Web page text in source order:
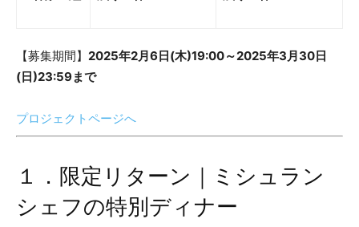
【募集期間】 2025年2月6日(木)19:00～2025年3月30日
(日)23:59まで
プロジェクトページへ
１．限定リターン｜ミシュラン
シェフの特別ディナー